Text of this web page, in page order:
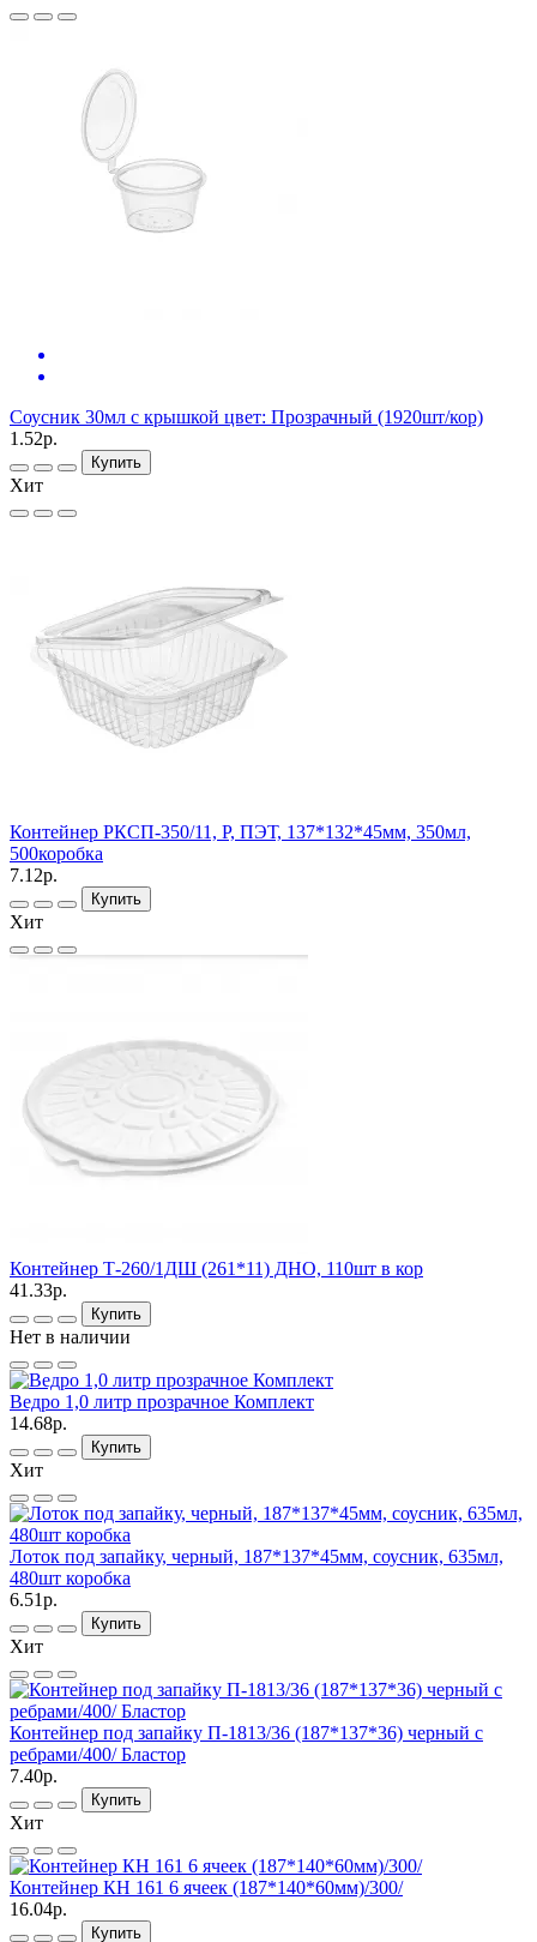
Соусник 30мл с крышкой цвет: Прозрачный (1920шт/кор)
1.52р.
Купить
Хит
Контейнер РКСП-350/11, Р, ПЭТ, 137*132*45мм, 350мл,
500коробка
7.12р.
Купить
Хит
Контейнер Т-260/1ДШ (261*11) ДНО, 110шт в кор
41.33р.
Купить
Нет в наличии
Ведро 1,0 литр прозрачное Комплект
14.68р.
Купить
Хит
Лоток под запайку, черный, 187*137*45мм, соусник, 635мл,
480шт коробка
6.51р.
Купить
Хит
Контейнер под запайку П-1813/36 (187*137*36) черный с
ребрами/400/ Бластор
7.40р.
Купить
Хит
Контейнер КН 161 6 ячеек (187*140*60мм)/300/
16.04р.
Купить